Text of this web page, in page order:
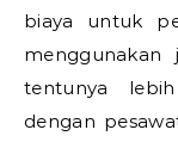
biaya untuk
menggunakan
tentunya
dengan